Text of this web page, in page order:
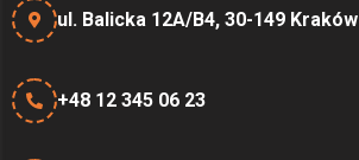
ul. Balicka 12A/B4, 30-149 Kraków
+48 12 345 06 23